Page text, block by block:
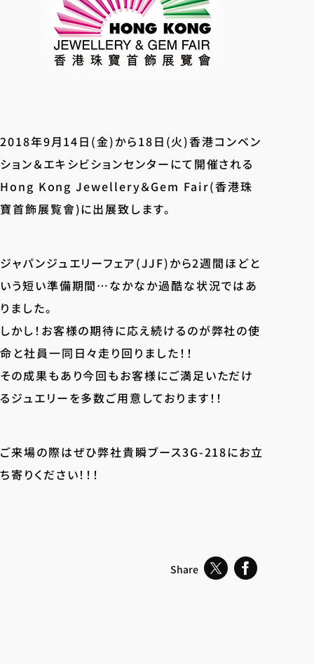
2018年9月14日(金)から18日(火)香港コンベン
ション＆エキシビションセンターにて開催される
Hong Kong Jewellery＆Gem Fair(香港珠
寶首飾展覧會)に出展致します。
ジャパンジュエリーフェア(JJF)から2週間ほどと
いう短い準備期間…なかなか過酷な状況ではあ
りました。
しかし！お客様の期待に応え続けるのが弊社の使
命と社員一同日々走り回りました！！
その成果もあり今回もお客様にご満足いただけ
るジュエリーを多数ご用意しております！！
ご来場の際はぜひ弊社貴瞬ブース3G-218にお立
ち寄りください！！！
Share